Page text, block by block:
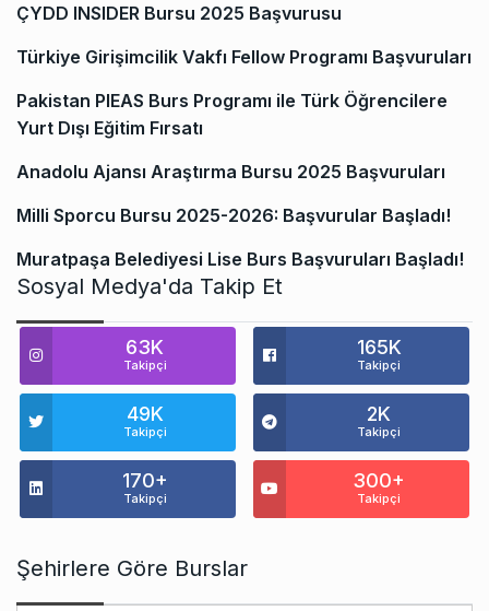
ÇYDD INSIDER Bursu 2025 Başvurusu
Türkiye Girişimcilik Vakfı Fellow Programı Başvuruları
Pakistan PIEAS Burs Programı ile Türk Öğrencilere
Yurt Dışı Eğitim Fırsatı
Anadolu Ajansı Araştırma Bursu 2025 Başvuruları
Milli Sporcu Bursu 2025-2026: Başvurular Başladı!
Muratpaşa Belediyesi Lise Burs Başvuruları Başladı!
Sosyal Medya'da Takip Et
63K
Takipçi
165K
Takipçi
49K
Takipçi
2K
Takipçi
170+
Takipçi
300+
Takipçi
Şehirlere Göre Burslar